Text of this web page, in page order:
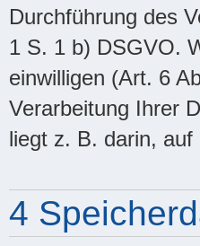
Durchführung des
1 S. 1 b) DSGVO.
einwilligen (Art. 6
Verarbeitung Ihrer
liegt z. B. darin,
4